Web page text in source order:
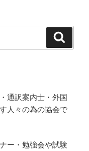
通訳案内士・外国
人々の為の協会で
ー・勉強会や試験